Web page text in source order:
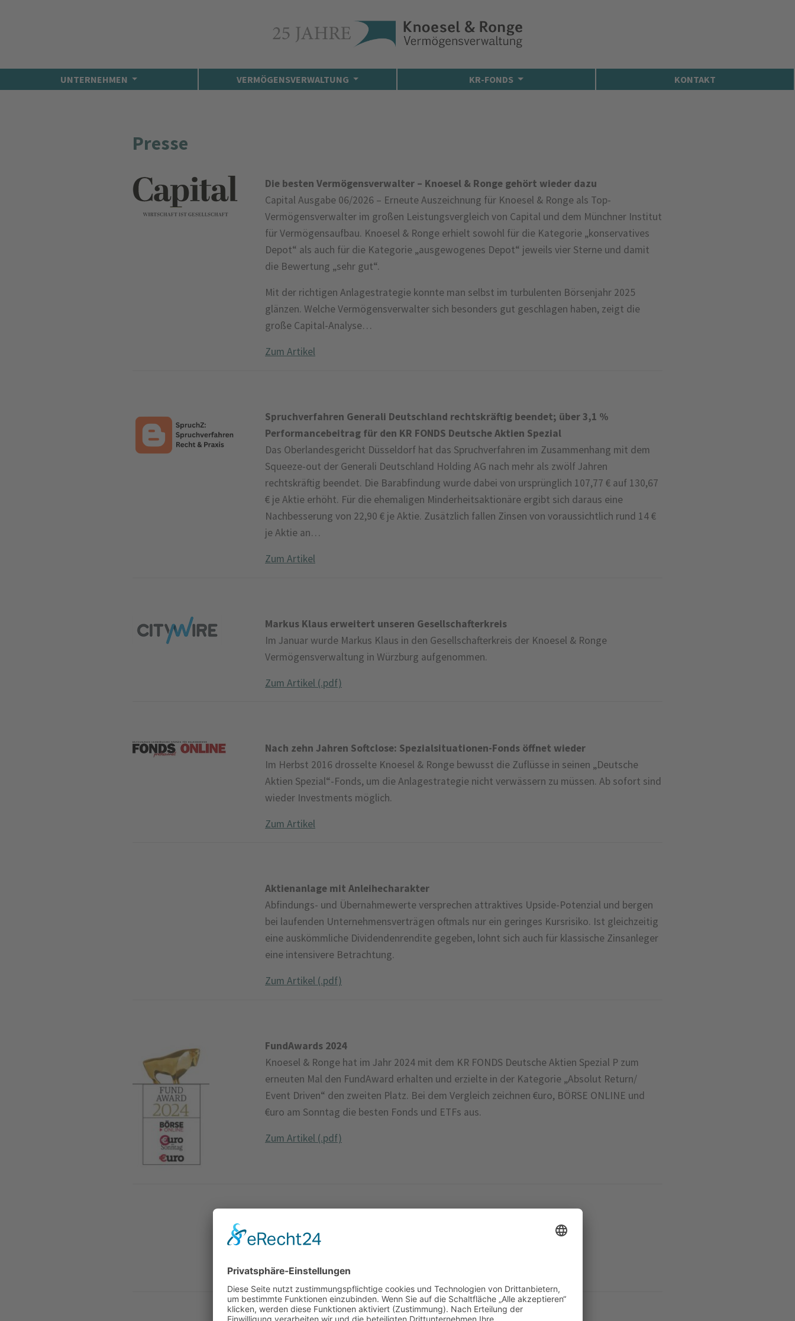
UNTERNEHMEN VERMÖGENSVERWALTUNG KR-FONDS KONTAKT
Presse
Die besten Vermögensverwalter – Knoesel & Ronge gehört wieder dazu
Capital Ausgabe 06/2026 – Erneute Auszeichnung für Knoesel & Ronge als Top-
Vermögensverwalter im großen Leistungsvergleich von Capital und dem Münchner Institut
für Vermögensaufbau. Knoesel & Ronge erhielt sowohl für die Kategorie „konservatives
Depot“ als auch für die Kategorie „ausgewogenes Depot“ jeweils vier Sterne und damit
die Bewertung „sehr gut“.
Mit der richtigen Anlagestrategie konnte man selbst im turbulenten Börsenjahr 2025
glänzen. Welche Vermögensverwalter sich besonders gut geschlagen haben, zeigt die
große Capital-Analyse…
Zum Artikel
Spruchverfahren Generali Deutschland rechtskräftig beendet; über 3,1 %
Performancebeitrag für den KR FONDS Deutsche Aktien Spezial
Das Oberlandesgericht Düsseldorf hat das Spruchverfahren im Zusammenhang mit dem
Squeeze-out der Generali Deutschland Holding AG nach mehr als zwölf Jahren
rechtskräftig beendet. Die Barabfindung wurde dabei von ursprünglich 107,77 € auf 130,67
€ je Aktie erhöht. Für die ehemaligen Minderheitsaktionäre ergibt sich daraus eine
Nachbesserung von 22,90 € je Aktie. Zusätzlich fallen Zinsen von voraussichtlich rund 14 €
je Aktie an…
Zum Artikel
Markus Klaus erweitert unseren Gesellschafterkreis
Im Januar wurde Markus Klaus in den Gesellschafterkreis der Knoesel & Ronge
Vermögensverwaltung in Würzburg aufgenommen.
Zum Artikel (.pdf)
Nach zehn Jahren Softclose: Spezialsituationen-Fonds öffnet wieder
Im Herbst 2016 drosselte Knoesel & Ronge bewusst die Zuflüsse in seinen „Deutsche
Aktien Spezial“-Fonds, um die Anlagestrategie nicht verwässern zu müssen. Ab sofort sind
wieder Investments möglich.
Zum Artikel
Aktienanlage mit Anleihecharakter
Abfindungs- und Übernahmewerte versprechen attraktives Upside-Potenzial und bergen
bei laufenden Unternehmensverträgen oftmals nur ein geringes Kursrisiko. Ist gleichzeitig
eine auskömmliche Dividendenrendite gegeben, lohnt sich auch für klassische Zinsanleger
eine intensivere Betrachtung.
Zum Artikel (.pdf)
FundAwards 2024
Knoesel & Ronge hat im Jahr 2024 mit dem KR FONDS Deutsche Aktien Spezial P zum
erneuten Mal den FundAward erhalten und erzielte in der Kategorie „Absolut Return/
Event Driven“ den zweiten Platz. Bei dem Vergleich zeichnen €uro, BÖRSE ONLINE und
€uro am Sonntag die besten Fonds und ETFs aus.
Zum Artikel (.pdf)
Investmentvirtuosen der unabhängigen Vermögensverwaltung
€uro spezial 2022 – Knoesel & Ronge im Porträt
Zum Artikel (.pdf)